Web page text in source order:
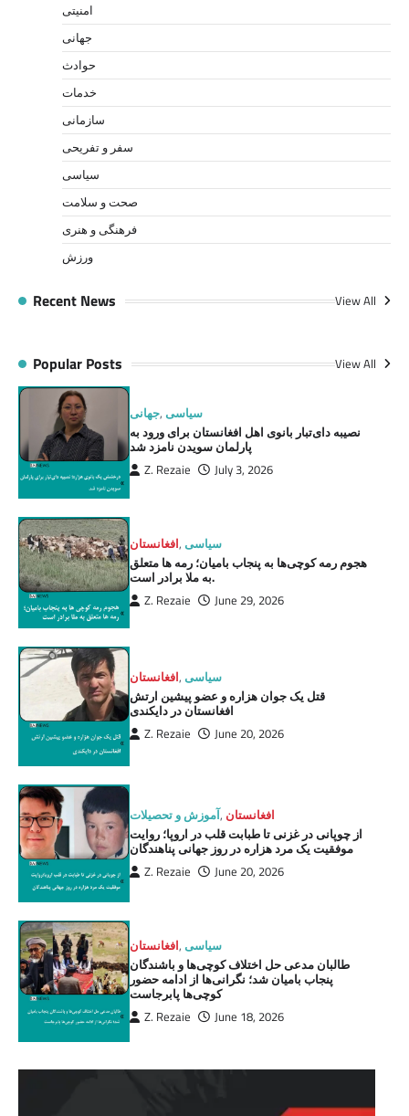
امنیتی
جهانی
حوادث
خدمات
سازمانی
سفر و تفریحی
سیاسی
صحت و سلامت
فرهنگی و هنری
ورزش
Recent News View All
Popular Posts View All
جهانی,سیاسی
نصیبه دای‌تبار بانوی اهل افغانستان برای ورود به
پارلمان سویدن نامزد شد
Z. Rezaie July 3, 2026
افغانستان,سیاسی
هجوم رمه کوچی‌ها به پنجاب بامیان؛ رمه ها متعلق
به ملا برادر است.
Z. Rezaie June 29, 2026
افغانستان,سیاسی
قتل یک جوان هزاره و عضو پیشین ارتش
افغانستان در دایکندی
Z. Rezaie June 20, 2026
آموزش و تحصیلات, افغانستان
از چوپانی در غزنی تا طبابت قلب در اروپا؛ روایت
موفقیت یک مرد هزاره در روز جهانی پناهندگان
Z. Rezaie June 20, 2026
افغانستان,سیاسی
طالبان مدعی حل اختلاف کوچی‌ها و باشندگان
پنجاب بامیان شد؛ نگرانی‌ها از ادامه حضور
کوچی‌ها پابرجاست
Z. Rezaie June 18, 2026